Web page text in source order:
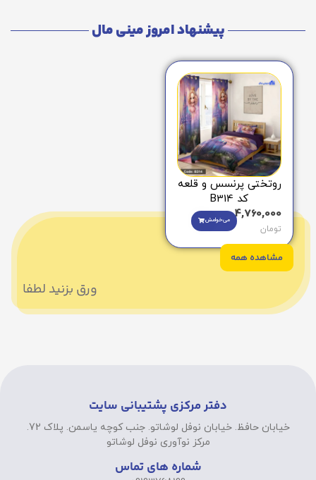
پیشنهاد امروز مینی مال
روتختی پرنسس و قلعه
کد B314
4,760,000
تومان
می‌خوامش
مشاهده همه
ورق بزنید لطفا
دفتر مرکزی پشتیبانی سایت
خیابان حافظ. خیابان نوفل لوشاتو. جنب کوچه یاسمن. پلاک 72.
مرکز نوآوری نوفل لوشاتو
شماره های تماس